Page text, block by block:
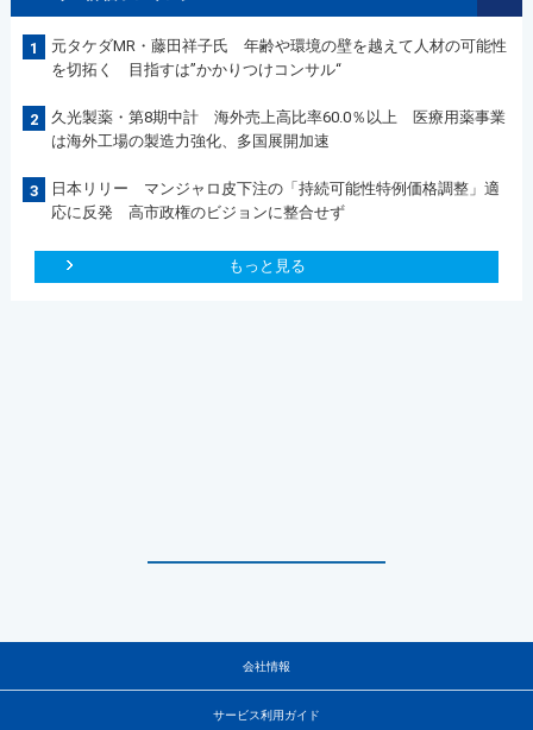
1
元タケダMR・藤田祥子氏 年齢や環境の壁を越えて人材の可能性
を切拓く 目指すは”かかりつけコンサル“
2
久光製薬・第8期中計 海外売上高比率60.0％以上 医療用薬事業
は海外工場の製造力強化、多国展開加速
3
日本リリー マンジャロ皮下注の「持続可能性特例価格調整」適
応に反発 高市政権のビジョンに整合せず
もっと見る
会社情報
サービス利用ガイド